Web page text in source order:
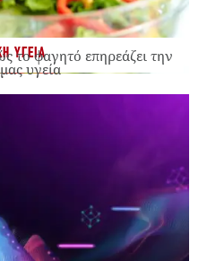
ΥΓΕΙΑ
το φαγητό επηρεάζει την
υγεία